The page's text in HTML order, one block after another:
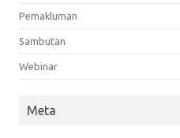
Pemakluman
Sambutan
Webinar
Meta